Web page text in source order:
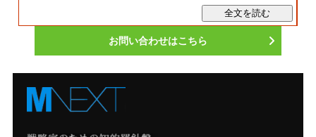
お問い合わせはこちら